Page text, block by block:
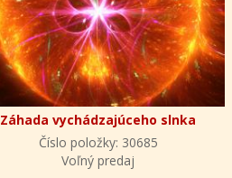
Záhada vychádzajúceho slnka
Číslo položky: 30685
Voľný predaj